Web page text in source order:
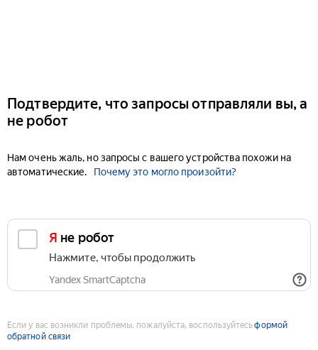
Подтвердите, что запросы отправляли вы, а
не робот
Нам очень жаль, но запросы с вашего устройства похожи на
автоматические.
Почему это могло произойти?
Я не робот
Нажмите, чтобы продолжить
Yandex SmartCaptcha
Если у вас возникли проблемы, пожалуйста, воспользуйтесьформой
обратной связи